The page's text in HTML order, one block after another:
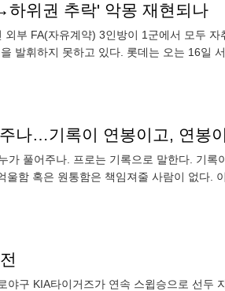
위권 추락' 악몽 재현되나
부 FA(자유계약) 3인방이 1군에서 모두 자
발휘하지 못하고 있다. 롯데는 오는 16일 서
풀어주나. 프로는 기록으로 말한다. 기록
함 혹은 원통함은 책임져줄 사람이 없다.
구 KIA타이거즈가 연속 스윕승으로 선두